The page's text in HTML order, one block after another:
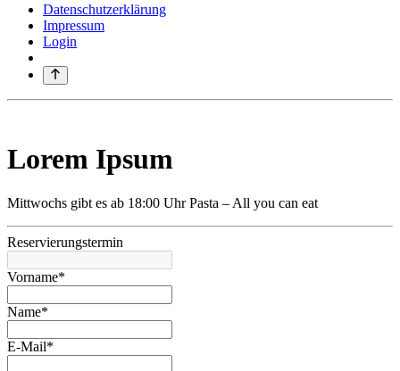
Datenschutzerklärung
Impressum
Login
Lorem Ipsum
Mittwochs gibt es ab 18:00 Uhr Pasta – All you can eat
Reservierungstermin
Vorname*
Name*
E-Mail*